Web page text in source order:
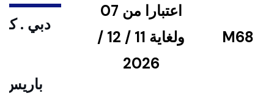
M68
اعتبارا من 07
ولغاية 11 / 12 /
2026
دبي .
باريس